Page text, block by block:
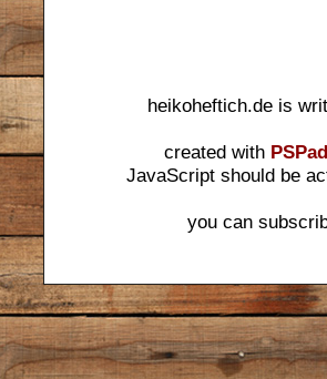
heikoheftich.de is
created with PSPad
JavaScript should be
you can